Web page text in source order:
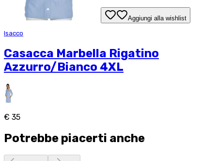
Aggiungi alla wishlist
Isacco
Casacca Marbella Rigatino
Azzurro/Bianco 4XL
€ 35
Potrebbe piacerti anche